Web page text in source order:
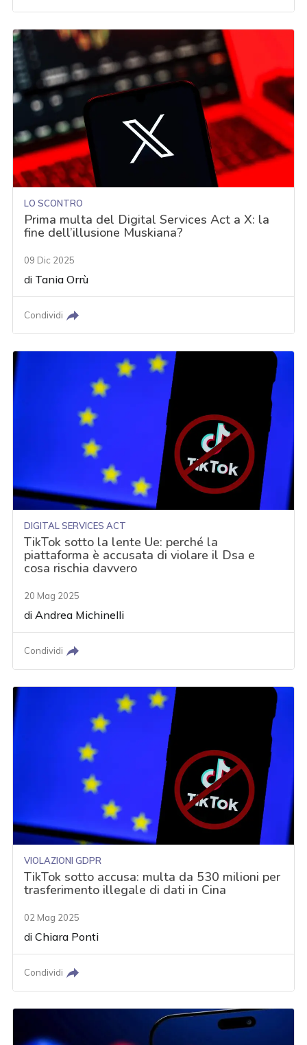
LO SCONTRO
Prima multa del Digital Services Act a X: la
fine dell’illusione Muskiana?
09 Dic 2025
di Tania Orrù
Condividi
DIGITAL SERVICES ACT
TikTok sotto la lente Ue: perché la
piattaforma è accusata di violare il Dsa e
cosa rischia davvero
20 Mag 2025
diAndrea Michinelli
Condividi
VIOLAZIONI GDPR
TikTok sotto accusa: multa da 530 milioni per
trasferimento illegale di dati in Cina
02 Mag 2025
diChiara Ponti
Condividi